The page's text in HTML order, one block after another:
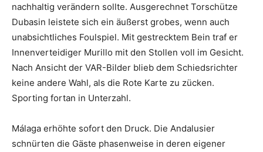
nachhaltig verändern sollte. Ausgerechnet Torschütze
Dubasin leistete sich ein äußerst grobes, wenn auch
unabsichtliches Foulspiel. Mit gestrecktem Bein traf er
Innenverteidiger Murillo mit den Stollen voll im Gesicht.
Nach Ansicht der VAR-Bilder blieb dem Schiedsrichter
keine andere Wahl, als die Rote Karte zu zücken.
Sporting fortan in Unterzahl.
Málaga erhöhte sofort den Druck. Die Andalusier
schnürten die Gäste phasenweise in deren eigener